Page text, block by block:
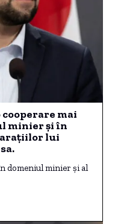
mai
minier și în
lui
domeniul minier și al